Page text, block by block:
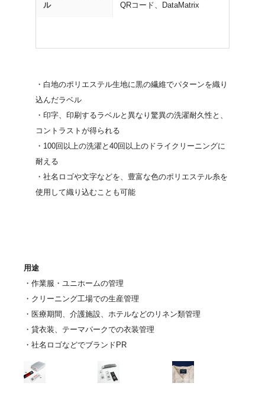
ル
QRコード、DataMatrix
・白地のポリエステル生地に黒の繊維でパターンを織り
込んだラベル
・印字、印刷するラベルと異なり驚異の洗濯耐久性と、
コントラストが得られる
・100回以上の洗濯と40回以上のドライクリーニングに
耐える
・社名ロゴや文字などを、豊富な色のポリエステル糸を
使用して織り込むことも可能
用途
・作業服・ユニホームの管理
・クリーニング工場での生産管理
・医療期間、介護施設、ホテルなどのリネン類管理
・貸衣装、テーマパークでの衣装管理
・社名ロゴなどでブランドPR